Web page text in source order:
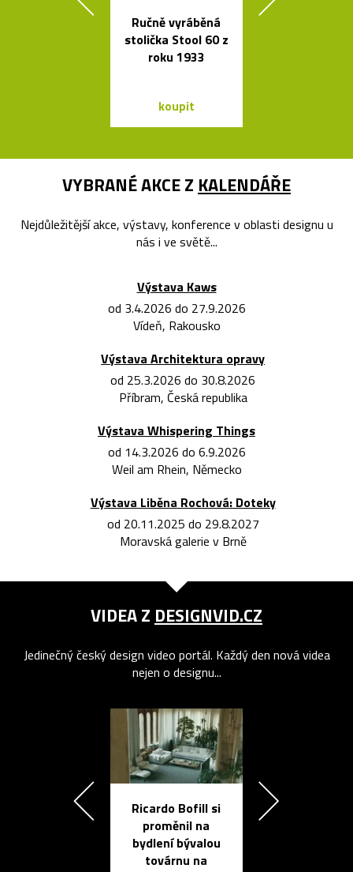
Ručně vyráběná
stolička Stool 60 z
roku 1933
koupit
VYBRANÉ AKCE Z KALENDÁŘE
Nejdůležitější akce, výstavy, konference v oblasti designu u
nás i ve světě...
Výstava Kaws
od 3.4.2026 do 27.9.2026
Vídeň, Rakousko
Výstava Architektura opravy
od 25.3.2026 do 30.8.2026
Příbram, Česká republika
Výstava Whispering Things
od 14.3.2026 do 6.9.2026
Weil am Rhein, Německo
Výstava Liběna Rochová: Doteky
od 20.11.2025 do 29.8.2027
Moravská galerie v Brně
VIDEA Z DESIGNVID.CZ
Jedinečný český design video portál. Každý den nová videa
nejen o designu...
Ricardo Bofill si
proměnil na
bydlení bývalou
továrnu na